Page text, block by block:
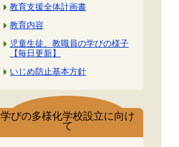
教育支援全体計画書
教育内容
児童生徒、教職員の学びの様子
【毎日更新】
いじめ防止基本方針
学びの多様化学校設立に向け
て